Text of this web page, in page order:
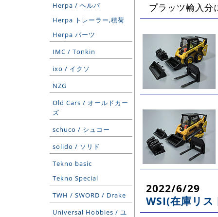
Herpa / ヘルパ
Herpa トレーラー,積荷
Herpa パーツ
IMC / Tonkin
ixo / イクソ
NZG
Old Cars / オールドカー
ズ
schuco / シュコー
solido / ソリド
Tekno basic
Tekno Special
TWH / SWORD / Drake
Universal Hobbies / ユ
プラッツ輸入分
2022/6/29
WSI(在庫リス